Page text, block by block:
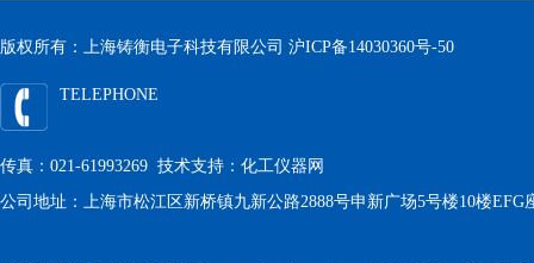
版权所有：上海铸衡电子科技有限公司 沪ICP备14030360号-50
TELEPHONE
传真：021-61993269 技术支持： 化工仪器网
公司地址：上海市松江区新桥镇九新公路2888号申新广场5号楼10楼EFG